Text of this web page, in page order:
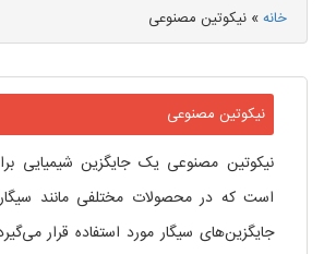
خانه» نیکوتین مصنوعی
نیکوتین مصنوعی
نیکوتین مصنوعی یک جایگزین شیمیایی
است که در محصولات مختلفی مانند
جایگزین‌های سیگار مورد استفاده قرار